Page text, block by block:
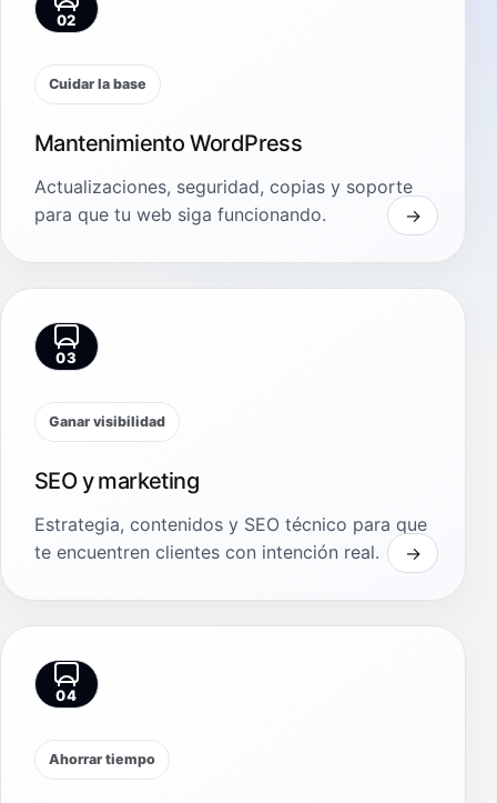
02
Cuidar la base
Mantenimiento WordPress
Actualizaciones, seguridad, copias y soporte
para que tu web siga funcionando.
03
Ganar visibilidad
SEO y marketing
Estrategia, contenidos y SEO técnico para que
te encuentren clientes con intención real.
04
Ahorrar tiempo